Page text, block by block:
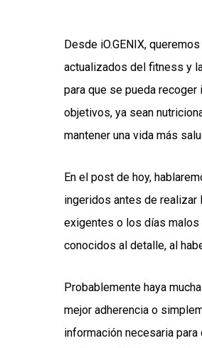
Desde iO.GENIX,
actualizados del fitness y
para que se pueda
objetivos, ya sean
mantener una vida más
En el post de hoy,
ingeridos antes de realizar
exigentes o los días malos
conocidos al detalle, al
Probablemente haya
mejor adherencia o
información necesaria